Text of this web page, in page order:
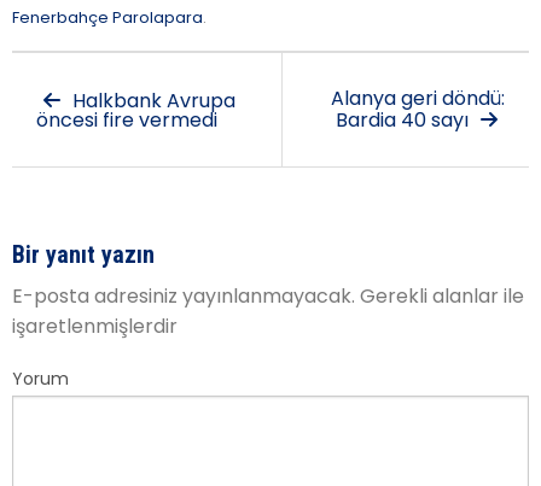
Fenerbahçe Parolapara.
Halkbank Avrupa
öncesi fire vermedi
Alanya geri döndü:
Bardia 40 sayı
Bir yanıt yazın
E-posta adresiniz yayınlanmayacak. Gerekli alanlar ile
işaretlenmişlerdir
Yorum